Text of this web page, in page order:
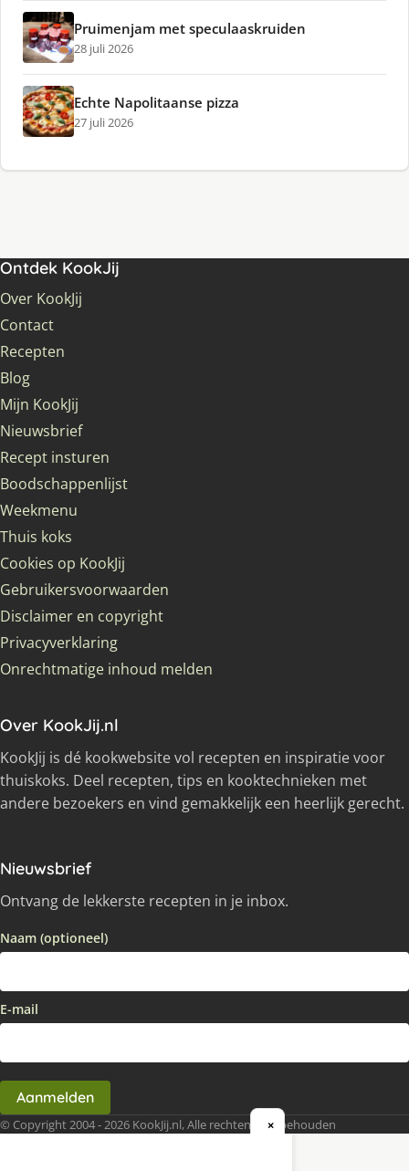
Pruimenjam met speculaaskruiden
28 juli 2026
Echte Napolitaanse pizza
27 juli 2026
Ontdek KookJij
Over KookJij
Contact
Recepten
Blog
Mijn KookJij
Nieuwsbrief
Recept insturen
Boodschappenlijst
Weekmenu
Thuis koks
Cookies op KookJij
Gebruikersvoorwaarden
Disclaimer en copyright
Privacyverklaring
Onrechtmatige inhoud melden
Over KookJij.nl
KookJij is dé kookwebsite vol recepten en inspiratie voor
thuiskoks. Deel recepten, tips en kooktechnieken met
andere bezoekers en vind gemakkelijk een heerlijk gerecht.
Nieuwsbrief
Ontvang de lekkerste recepten in je inbox.
Naam (optioneel)
E-mail
Aanmelden
© Copyright 2004 - 2026 KookJij.nl, Alle rechten voorbehouden
×